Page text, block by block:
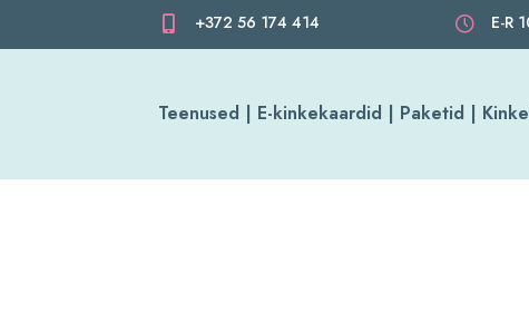
+372 56 174 414 E-R
Teenused | E-kinkekaardid | Paketid |